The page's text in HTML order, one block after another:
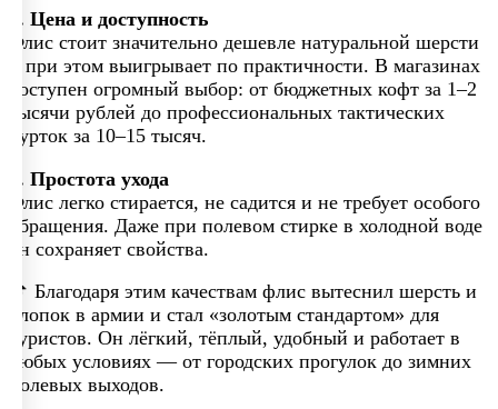
6. Цена и доступность
Флис стоит значительно дешевле натуральной шерсти
и при этом выигрывает по практичности. В магазинах
доступен огромный выбор: от бюджетных кофт за 1–2
тысячи рублей до профессиональных тактических
курток за 10–15 тысяч.
7. Простота ухода
Флис легко стирается, не садится и не требует особого
обращения. Даже при полевом стирке в холодной воде
он сохраняет свойства.
📌 Благодаря этим качествам флис вытеснил шерсть и
хлопок в армии и стал «золотым стандартом» для
туристов. Он лёгкий, тёплый, удобный и работает в
любых условиях — от городских прогулок до зимних
полевых выходов.